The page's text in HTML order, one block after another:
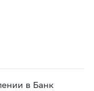
в Банк